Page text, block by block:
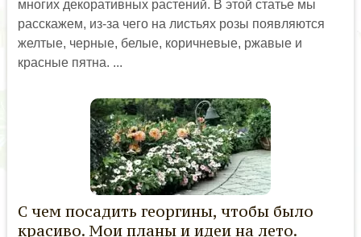
многих декоративных растений. В этой статье мы
расскажем, из-за чего на листьях розы появляются
желтые, черные, белые, коричневые, ржавые и
красные пятна. ...
С чем посадить георгины, чтобы было
красиво. Мои планы и идеи на лето.